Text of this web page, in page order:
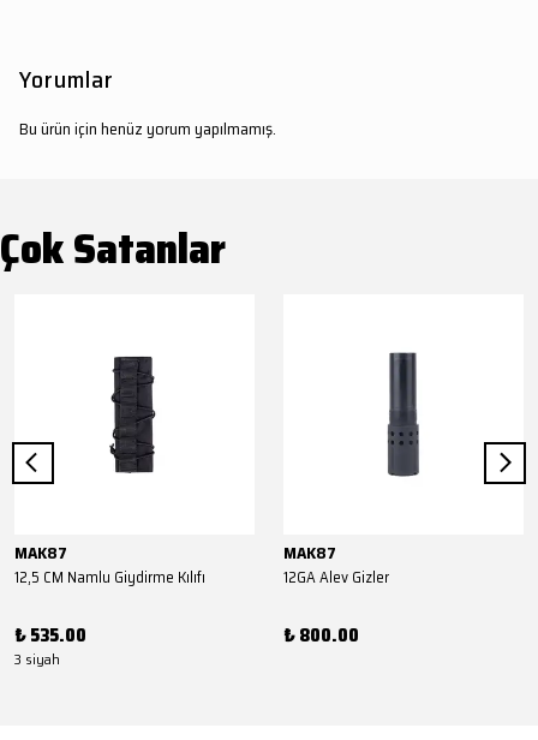
Yorumlar
Bu ürün için henüz yorum yapılmamış.
Çok Satanlar
MAK87
12,5 CM Namlu Giydirme Kılıfı
₺ 535.00
3 siyah
MAK87
12GA Alev Gizler
₺ 800.00